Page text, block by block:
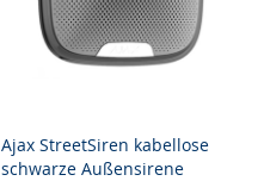
Ajax StreetSiren kabellose
schwarze Außensirene